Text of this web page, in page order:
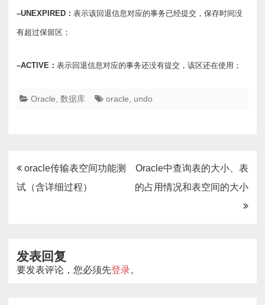
–UNEXPIRED： 表示该回退信息对应的事务已经提交，保存时间没
有超过保留区；
–ACTIVE： 表示回退信息对应的事务还没有提交，该区还在使用；
Oracle 数据库 oracle undo
文
章
oracle传输表空间功能测
试（含详细过程）
Oracle中查询表的大小、表
的占用情况和表空间的大小
发表回复
要发表评论，您必须先登录。